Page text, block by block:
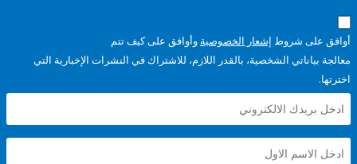
شروطإشعار الخصوصيةوأوافق على كيف تتم
الشخصية، بالقدر اللازم، للاشتراك في النشرات الإخبارية التي